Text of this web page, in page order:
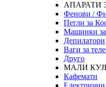
АПАРАТИ
Фенови /
Пегли за
Машинки
Депилатори
Ваги за
Друго
МАЛИ
Кафемати